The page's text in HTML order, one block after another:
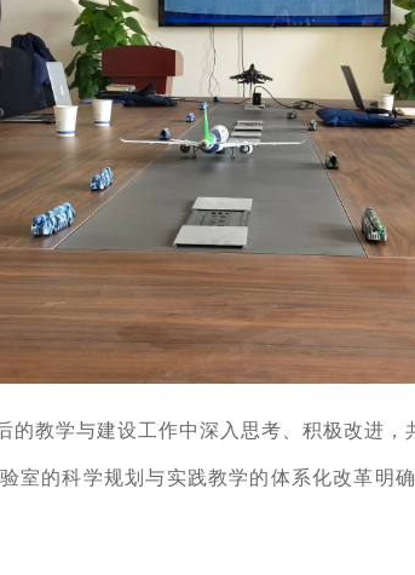
教学与建设工作中深入思考、积极改进，
室的科学规划与实践教学的体系化改革明